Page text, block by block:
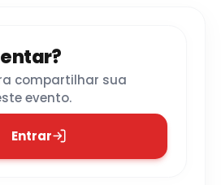
compartilhar sua
evento.
Entrar